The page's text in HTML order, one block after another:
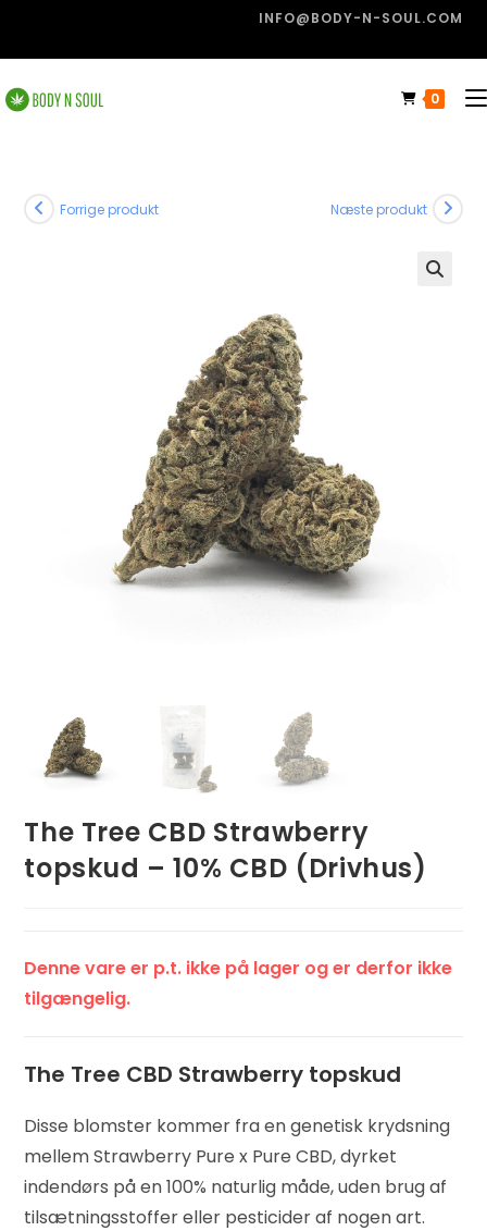
INFO@BODY-N-SOUL.COM
0
Forrige produkt Næste produkt
The Tree CBD Strawberry
topskud – 10% CBD (Drivhus)
Denne vare er p.t. ikke på lager og er derfor ikke
tilgængelig.
The Tree CBD Strawberry topskud
Disse blomster kommer fra en genetisk krydsning
mellem Strawberry Pure x Pure CBD, dyrket
indendørs på en 100% naturlig måde, uden brug af
tilsætningsstoffer eller pesticider af nogen art.